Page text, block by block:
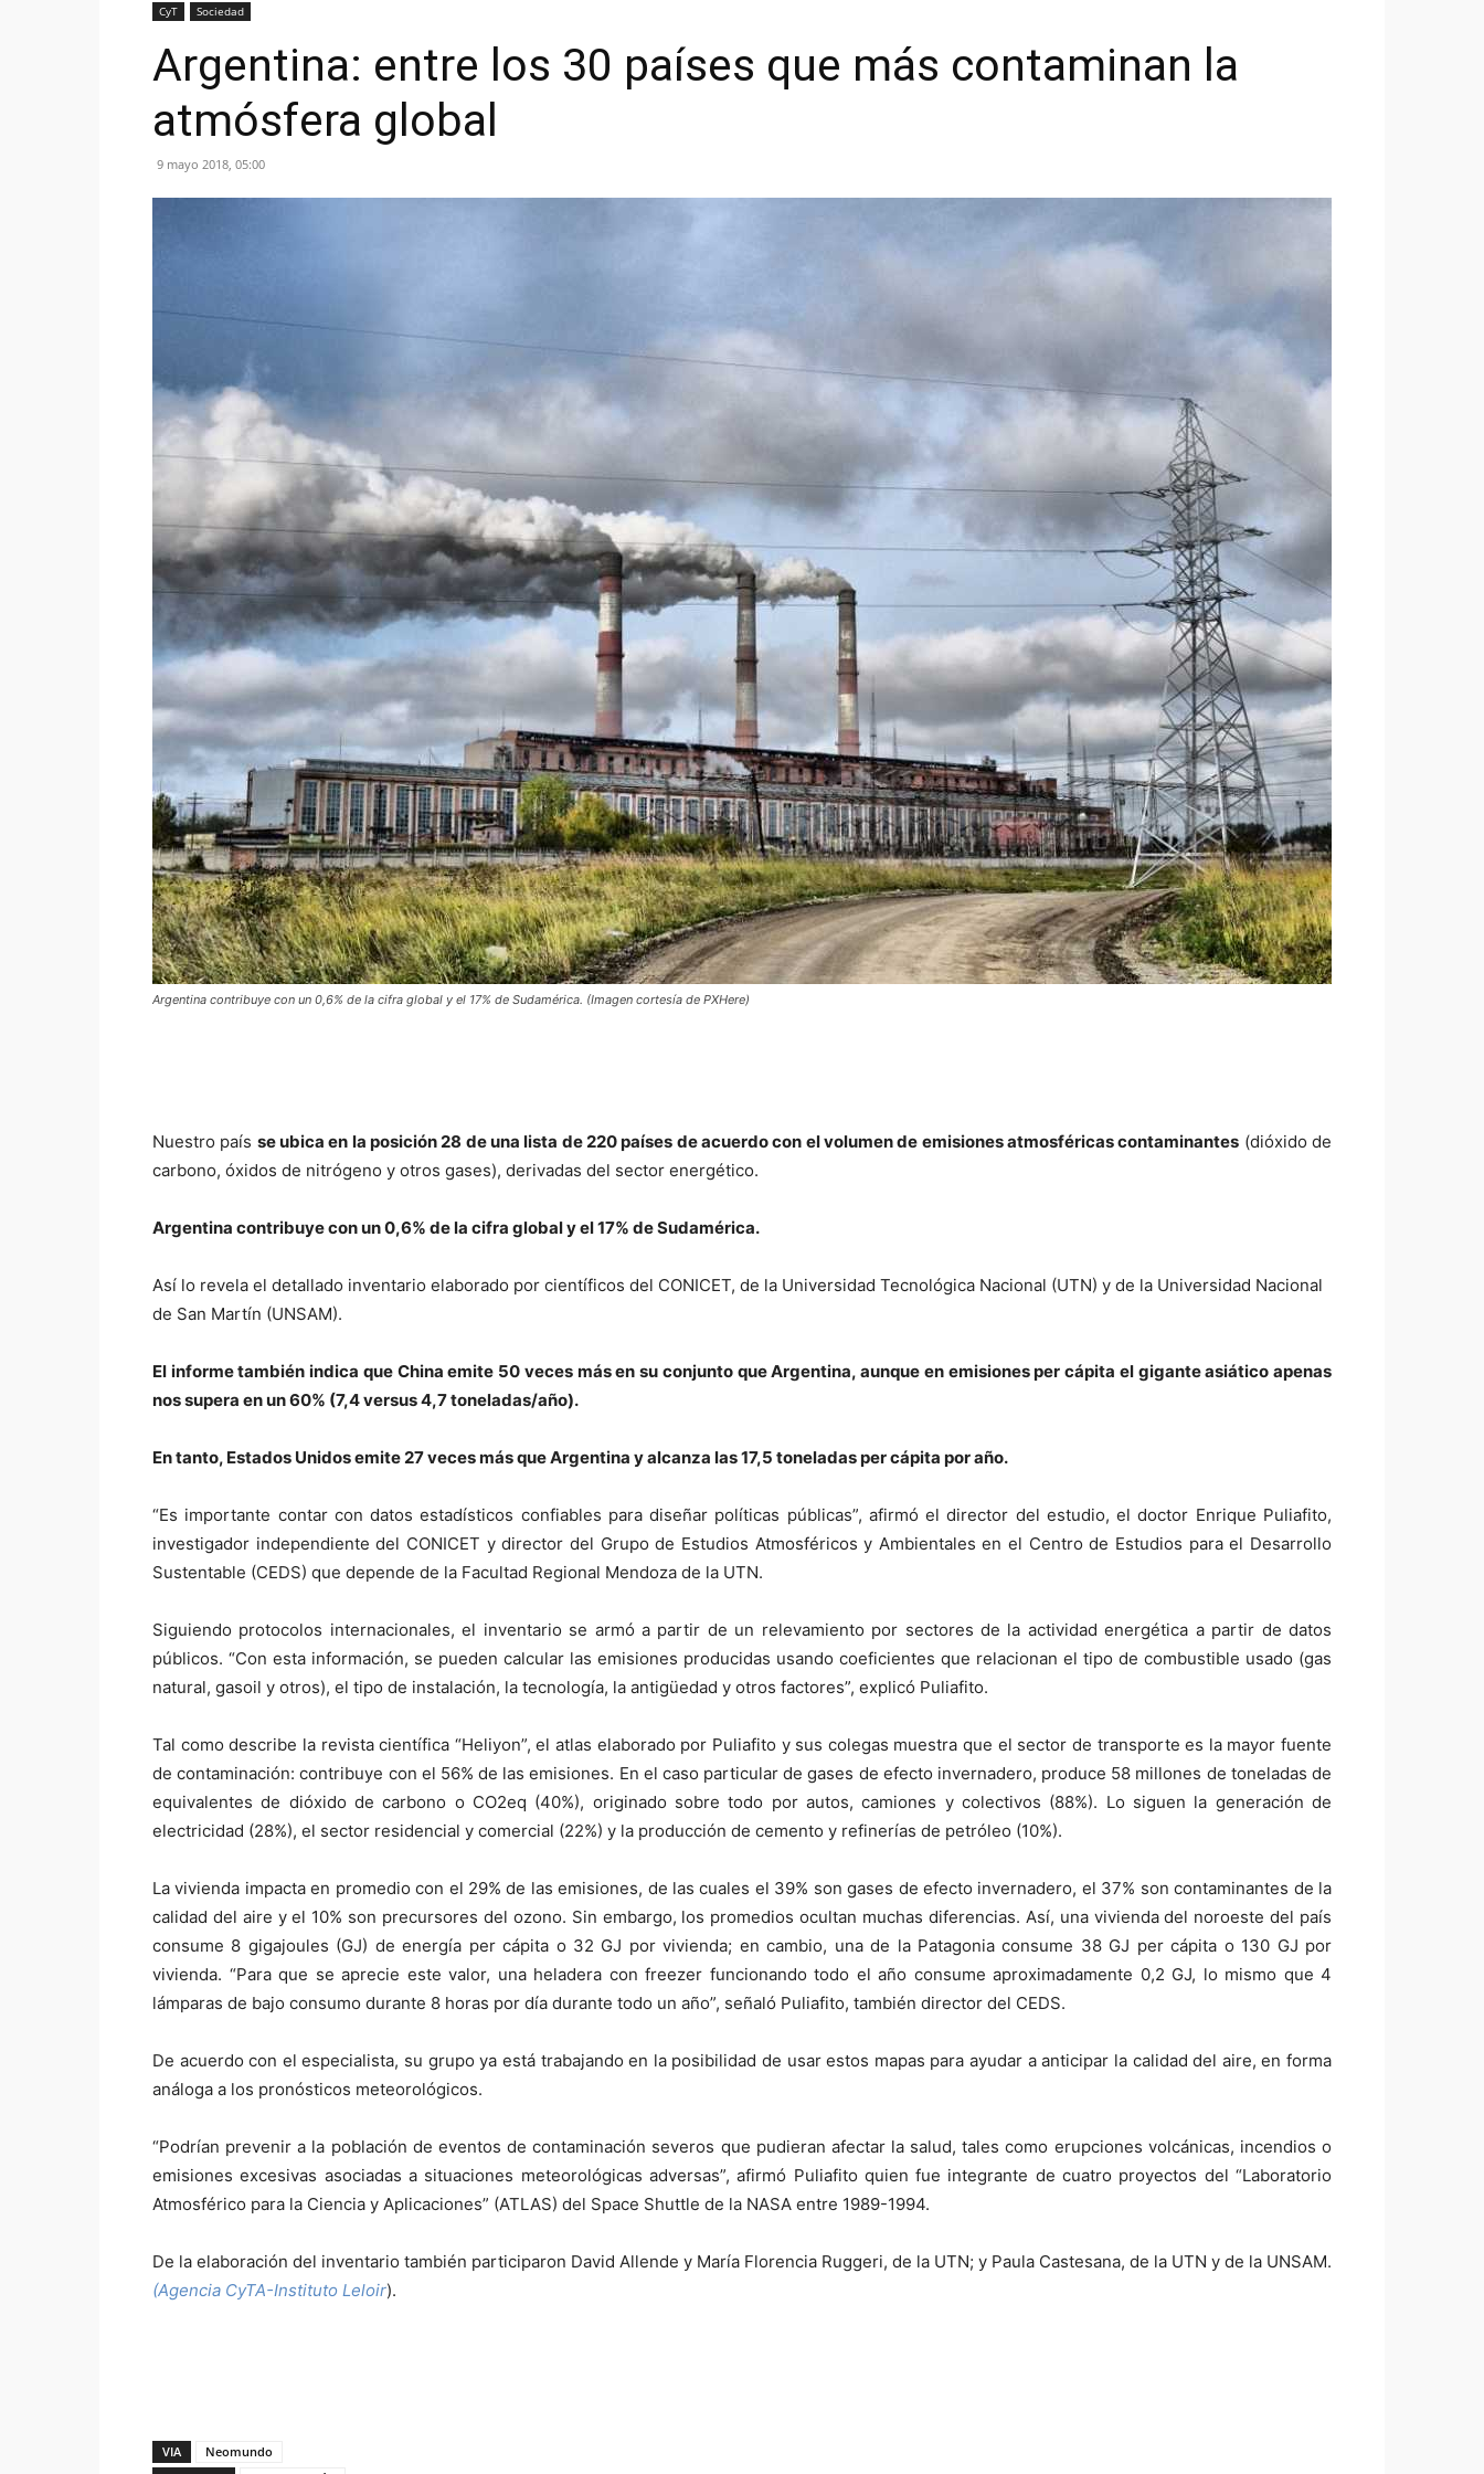
CyT Sociedad
Argentina: entre los 30 países que más contaminan la
atmósfera global
9 mayo 2018, 05:00
Argentina contribuye con un 0,6% de la cifra global y el 17% de Sudamérica. (Imagen cortesía de PXHere)
Nuestro país se ubica en la posición 28 de una lista de 220 países de acuerdo con el volumen de emisiones atmosféricas contaminantes (dióxido de
carbono, óxidos de nitrógeno y otros gases), derivadas del sector energético.
Argentina contribuye con un 0,6% de la cifra global y el 17% de Sudamérica.
Así lo revela el detallado inventario elaborado por científicos del CONICET, de la Universidad Tecnológica Nacional (UTN) y de la Universidad Nacional
de San Martín (UNSAM).
El informe también indica que China emite 50 veces más en su conjunto que Argentina, aunque en emisiones per cápita el gigante asiático apenas
nos supera en un 60% (7,4 versus 4,7 toneladas/año).
En tanto, Estados Unidos emite 27 veces más que Argentina y alcanza las 17,5 toneladas per cápita por año.
“Es importante contar con datos estadísticos confiables para diseñar políticas públicas”, afirmó el director del estudio, el doctor Enrique Puliafito,
investigador independiente del CONICET y director del Grupo de Estudios Atmosféricos y Ambientales en el Centro de Estudios para el Desarrollo
Sustentable (CEDS) que depende de la Facultad Regional Mendoza de la UTN.
Siguiendo protocolos internacionales, el inventario se armó a partir de un relevamiento por sectores de la actividad energética a partir de datos
públicos. “Con esta información, se pueden calcular las emisiones producidas usando coeficientes que relacionan el tipo de combustible usado (gas
natural, gasoil y otros), el tipo de instalación, la tecnología, la antigüedad y otros factores”, explicó Puliafito.
Tal como describe la revista científica “Heliyon”, el atlas elaborado por Puliafito y sus colegas muestra que el sector de transporte es la mayor fuente
de contaminación: contribuye con el 56% de las emisiones. En el caso particular de gases de efecto invernadero, produce 58 millones de toneladas de
equivalentes de dióxido de carbono o CO2eq (40%), originado sobre todo por autos, camiones y colectivos (88%). Lo siguen la generación de
electricidad (28%), el sector residencial y comercial (22%) y la producción de cemento y refinerías de petróleo (10%).
La vivienda impacta en promedio con el 29% de las emisiones, de las cuales el 39% son gases de efecto invernadero, el 37% son contaminantes de la
calidad del aire y el 10% son precursores del ozono. Sin embargo, los promedios ocultan muchas diferencias. Así, una vivienda del noroeste del país
consume 8 gigajoules (GJ) de energía per cápita o 32 GJ por vivienda; en cambio, una de la Patagonia consume 38 GJ per cápita o 130 GJ por
vivienda. “Para que se aprecie este valor, una heladera con freezer funcionando todo el año consume aproximadamente 0,2 GJ, lo mismo que 4
lámparas de bajo consumo durante 8 horas por día durante todo un año”, señaló Puliafito, también director del CEDS.
De acuerdo con el especialista, su grupo ya está trabajando en la posibilidad de usar estos mapas para ayudar a anticipar la calidad del aire, en forma
análoga a los pronósticos meteorológicos.
“Podrían prevenir a la población de eventos de contaminación severos que pudieran afectar la salud, tales como erupciones volcánicas, incendios o
emisiones excesivas asociadas a situaciones meteorológicas adversas”, afirmó Puliafito quien fue integrante de cuatro proyectos del “Laboratorio
Atmosférico para la Ciencia y Aplicaciones” (ATLAS) del Space Shuttle de la NASA entre 1989-1994.
De la elaboración del inventario también participaron David Allende y María Florencia Ruggeri, de la UTN; y Paula Castesana, de la UTN y de la UNSAM.
(Agencia CyTA-Instituto Leloir).
VIA
Neomundo